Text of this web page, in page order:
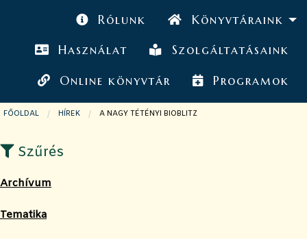
Rólunk Könyvtáraink
Használat Szolgáltatásaink
Online könyvtár Programok
FŐOLDAL HÍREK JELENLEGI OLDAL:
A NAGY TÉTÉNYI BIOBLITZ
Szűrés
Archívum
Tematika